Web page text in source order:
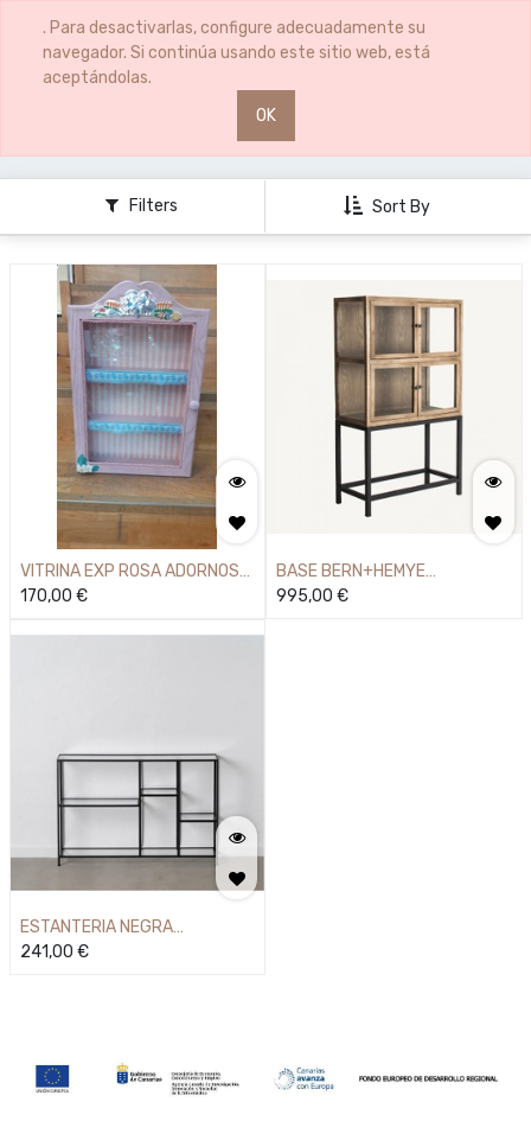
. Para desactivarlas, configure adecuadamente su
navegador. Si continúa usando este sitio web, está
aceptándolas.
OK
0 0
Filters Sort By
VITRINA EXP ROSA ADORNOS
925MM
170,00 €
BASE BERN+HEMYE
85X40X145
995,00 €
ESTANTERIA NEGRA
MET.CRISTAL
241,00 €